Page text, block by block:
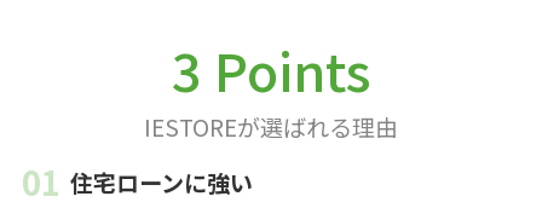
3 Points
IESTOREが選ばれる理由
住宅ローンに強い